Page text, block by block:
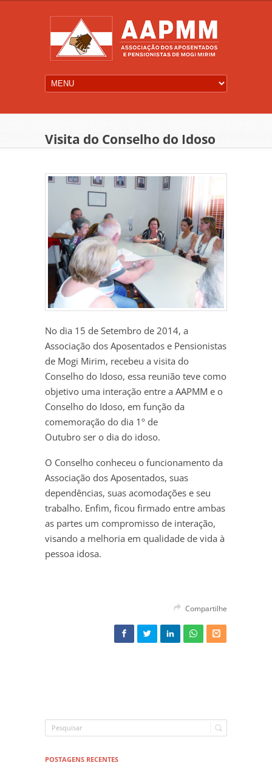
Visita do Conselho do Idoso
No dia 15 de Setembro de 2014, a
Associação dos Aposentados e Pensionistas
de Mogi Mirim, recebeu a visita do
Conselho do Idoso, essa reunião teve como
objetivo uma interação entre a AAPMM e o
Conselho do Idoso, em função da
comemoração do dia 1º de
Outubro ser o dia do idoso.
O Conselho conheceu o funcionamento da
Associação dos Aposentados, suas
dependências, suas acomodações e seu
trabalho. Enfim, ficou firmado entre ambas
as partes um compromisso de interação,
visando a melhoria em qualidade de vida à
pessoa idosa.
Compartilhe
POSTAGENS RECENTES